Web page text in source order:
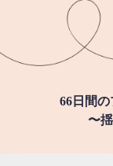
66日間
〜